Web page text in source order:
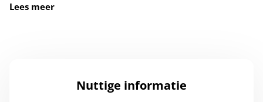
Lees meer
Nuttige informatie